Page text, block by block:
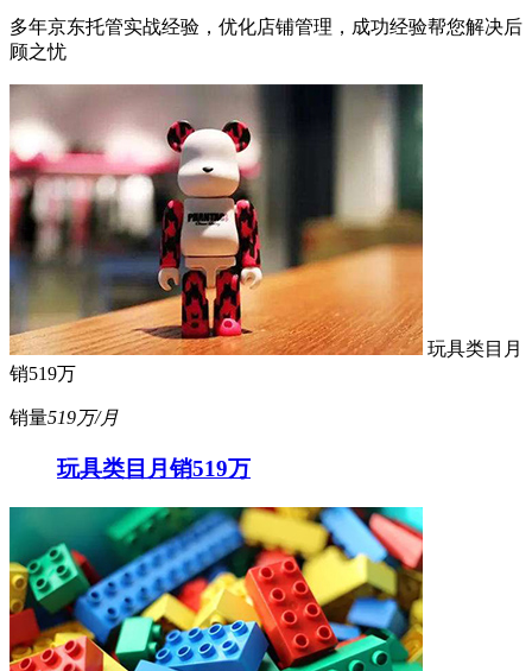
多年京东托管实战经验，优化店铺管理，成功经验帮您解决后
顾之忧
玩具类目月
销519万
销量519万/月
玩具类目月销519万